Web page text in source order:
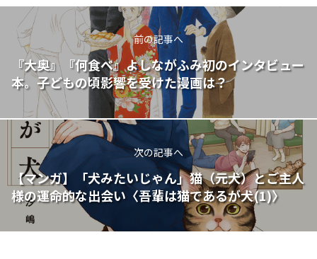
前の記事へ
『大奥』『何食べ』よしながふみ初のインタビュー
本。子どもの頃影響を受けた漫画は？
次の記事へ
【マンガ】「犬みたいじゃん」猫（元犬）とご主人
様の運命的な出会い〈吾輩は猫であるが犬(1)〉